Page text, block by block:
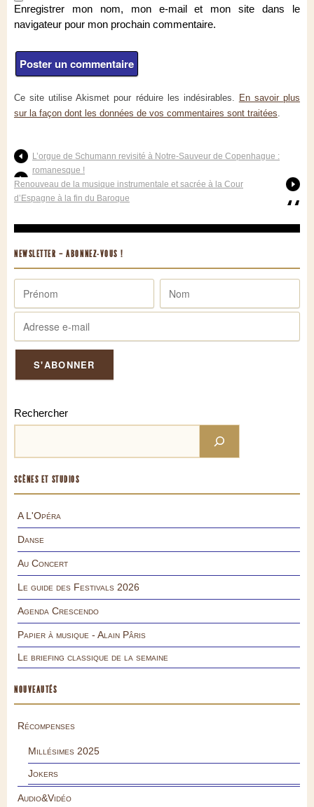
Enregistrer mon nom, mon e-mail et mon site dans le
navigateur pour mon prochain commentaire.
Ce site utilise Akismet pour réduire les indésirables.
En savoir plus
sur la façon dont les données de vos commentaires sont traitées
L’orgue de Schumann revisité à Notre-Sauveur de Copenhague :
romanesque !
Renouveau de la musique instrumentale et sacrée à la Cour
d’Espagne à la fin du Baroque
NEWSLETTER – ABONNEZ-VOUS !
Rechercher
SCÈNES ET STUDIOS
A L'Opéra
Danse
Au Concert
Le guide des Festivals 2026
Agenda Crescendo
Papier à musique - Alain Pâris
Le briefing classique de la semaine
NOUVEAUTÉS
Récompenses
Millésimes 2025
Jokers
Audio&Vidéo